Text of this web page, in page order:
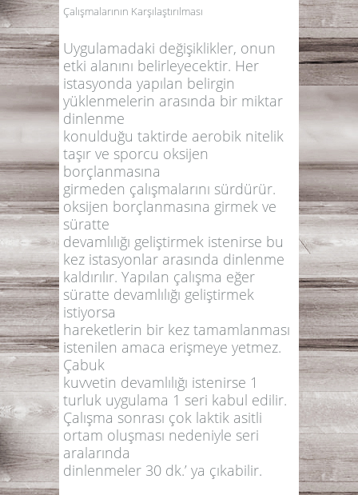
Çalışmalarının Karşılaştırılması
Uygulamadaki değişiklikler, onun
etki alanını belirleyecektir. Her
istasyonda yapılan belirgin
yüklenmelerin arasında bir miktar
dinlenme
konulduğu taktirde aerobik nitelik
taşır ve sporcu oksijen
borçlanmasına
girmeden çalışmalarını sürdürür.
oksijen borçlanmasına girmek ve
süratte
devamlılığı geliştirmek istenirse bu
kez istasyonlar arasında dinlenme
kaldırılır. Yapılan çalışma eğer
süratte devamlılığı geliştirmek
istiyorsa
hareketlerin bir kez tamamlanması
istenilen amaca erişmeye yetmez.
Çabuk
kuvvetin devamlılığı istenirse 1
turluk uygulama 1 seri kabul edilir.
Çalışma sonrası çok laktik asitli
ortam oluşması nedeniyle seri
aralarında
dinlenmeler 30 dk.’ ya çıkabilir.